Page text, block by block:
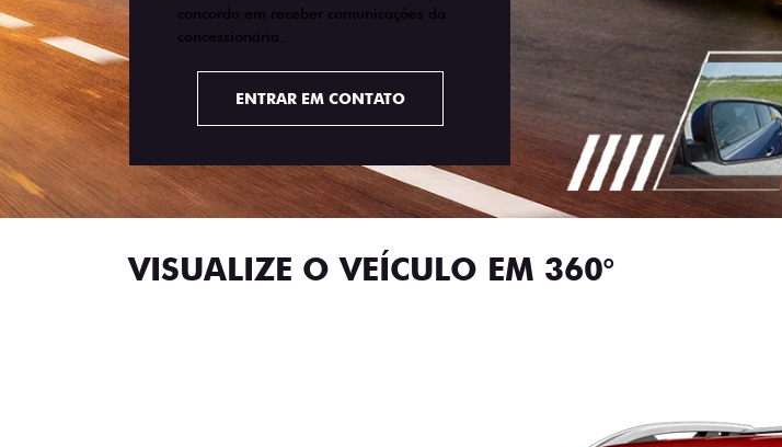
concordo em receber comunicações da
concessionária.
ENTRAR EM CONTATO
VISUALIZE O VEÍCULO EM 360°